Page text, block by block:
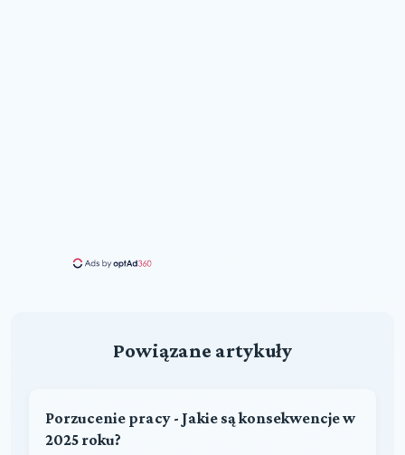
Powiązane artykuły
Porzucenie pracy - Jakie są konsekwencje w
2025 roku?